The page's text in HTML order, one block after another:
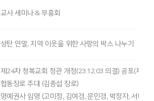
교사 세미나 & 부흥회
성탄 연말, 지역 이웃을 위한 사랑의 박스 나누기
제24차 청복교회 정관 개정(23.12.03 의결) 공포(제2
협동장로 추대 (김종섭 장로)
명예권사 임명 (고미정, 김여경, 문민경, 박정자, 서미화